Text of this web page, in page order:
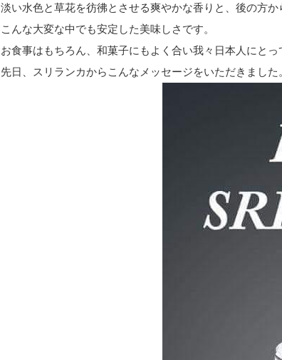
淡い水色と草花を彷彿とさせる爽やかな香りと、後の方か
こんな大変な中でも安定した美味しさです。
お食事はもちろん、和菓子にもよく合い我々日本人にと
先日、スリランカからこんなメッセージをいただきました。